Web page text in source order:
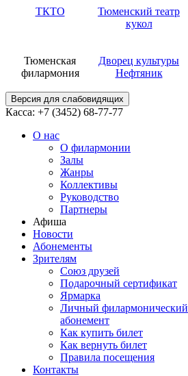
ТКТО
Тюменский театр
кукол
Тюменская
филармония
Дворец культуры
Нефтяник
Версия для слабовидящих
Касса: +7 (3452) 68-77-77
О нас
О филармонии
Залы
Жанры
Коллективы
Руководство
Партнеры
Афиша
Новости
Абонементы
Зрителям
Союз друзей
Подарочный сертификат
Ярмарка
Личный филармонический
абонемент
Как купить билет
Как вернуть билет
Правила посещения
Контакты